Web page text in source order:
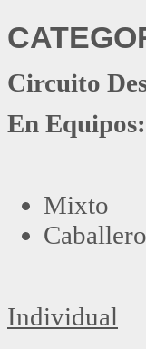
Circuito
En
Mixto
Individual